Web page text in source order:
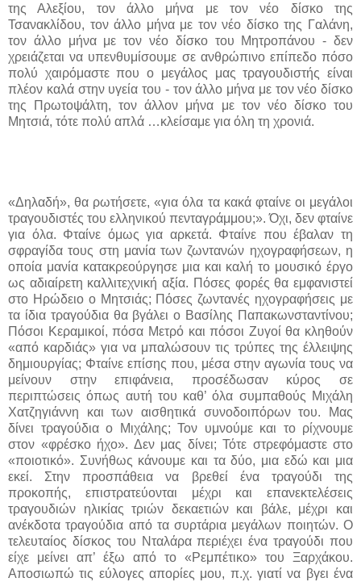
της Αλεξίου, τον άλλο μήνα με τον νέο δίσκο της
Τσανακλίδου, τον άλλο μήνα με τον νέο δίσκο της Γαλάνη,
τον άλλο μήνα με τον νέο δίσκο του Μητροπάνου - δεν
χρειάζεται να υπενθυμίσουμε σε ανθρώπινο επίπεδο πόσο
πολύ χαιρόμαστε που ο μεγάλος μας τραγουδιστής είναι
πλέον καλά στην υγεία του - τον άλλο μήνα με τον νέο δίσκο
της Πρωτοψάλτη, τον άλλον μήνα με τον νέο δίσκο του
Μητσιά, τότε πολύ απλά …κλείσαμε για όλη τη χρονιά.
«Δηλαδή», θα ρωτήσετε, «για όλα τα κακά φταίνε οι μεγάλοι
τραγουδιστές του ελληνικού πενταγράμμου;». Όχι, δεν φταίνε
για όλα. Φταίνε όμως για αρκετά. Φταίνε που έβαλαν τη
σφραγίδα τους στη μανία των ζωντανών ηχογραφήσεων, η
οποία μανία κατακρεούργησε μια και καλή το μουσικό έργο
ως αδιαίρετη καλλιτεχνική αξία. Πόσες φορές θα εμφανιστεί
στο Ηρώδειο ο Μητσιάς; Πόσες ζωντανές ηχογραφήσεις με
τα ίδια τραγούδια θα βγάλει ο Βασίλης Παπακωνσταντίνου;
Πόσοι Κεραμικοί, πόσα Μετρό και πόσοι Ζυγοί θα κληθούν
«από καρδιάς» για να μπαλώσουν τις τρύπες της έλλειψης
δημιουργίας; Φταίνε επίσης που, μέσα στην αγωνία τους να
μείνουν στην επιφάνεια, προσέδωσαν κύρος σε
περιπτώσεις όπως αυτή του καθ’ όλα συμπαθούς Μιχάλη
Χατζηγιάννη και των αισθητικά συνοδοιπόρων του. Μας
δίνει τραγούδια ο Μιχάλης; Τον υμνούμε και το ρίχνουμε
στον «φρέσκο ήχο». Δεν μας δίνει; Τότε στρεφόμαστε στο
«ποιοτικό». Συνήθως κάνουμε και τα δύο, μια εδώ και μια
εκεί. Στην προσπάθεια να βρεθεί ένα τραγούδι της
προκοπής, επιστρατεύονται μέχρι και επανεκτελέσεις
τραγουδιών ηλικίας τριών δεκαετιών και βάλε, μέχρι και
ανέκδοτα τραγούδια από τα συρτάρια μεγάλων ποιητών.Ο
τελευταίος δίσκος του Νταλάρα περιέχει ένα τραγούδι που
είχε μείνει απ’ έξω από το «Ρεμπέτικο» του Ξαρχάκου.
Αποσιωπώ τις εύλογες απορίες μου, π.χ. γιατί να βγει ένα